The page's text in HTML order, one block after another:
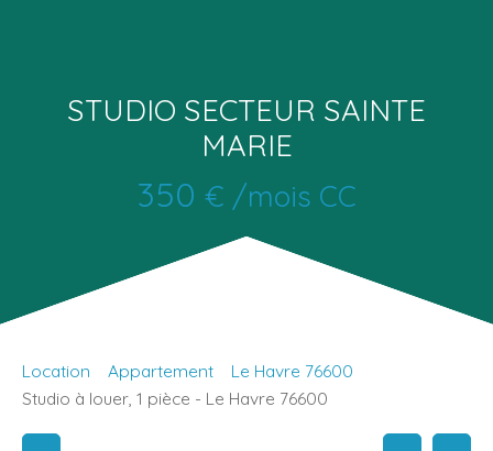
STUDIO SECTEUR SAINTE
MARIE
350 € /mois CC
Location Appartement
Le Havre 76600
Studio à louer, 1 pièce - Le Havre 76600